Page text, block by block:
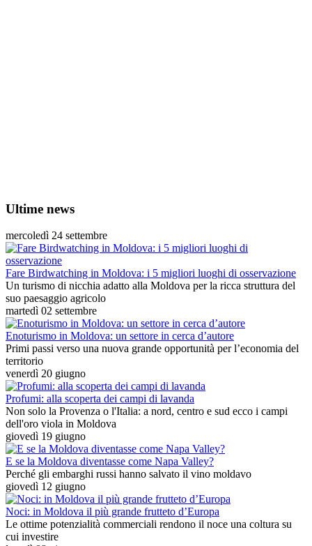
Ultime news
mercoledì 24 settembre
Fare Birdwatching in Moldova: i 5 migliori luoghi di osservazione
Un turismo di nicchia adatto alla Moldova per la ricca struttura del
suo paesaggio agricolo
martedì 02 settembre
Enoturismo in Moldova: un settore in cerca d’autore
Primi passi verso una nuova grande opportunità per l’economia del
territorio
venerdì 20 giugno
Profumi: alla scoperta dei campi di lavanda
Non solo la Provenza o l'Italia: a nord, centro e sud ecco i campi
dell'oro viola in Moldova
giovedì 19 giugno
E se la Moldova diventasse come Napa Valley?
Perché gli embarghi russi hanno salvato il vino moldavo
giovedì 12 giugno
Noci: in Moldova il più grande frutteto d’Europa
Le ottime potenzialità commerciali rendono il noce una coltura su
cui investire